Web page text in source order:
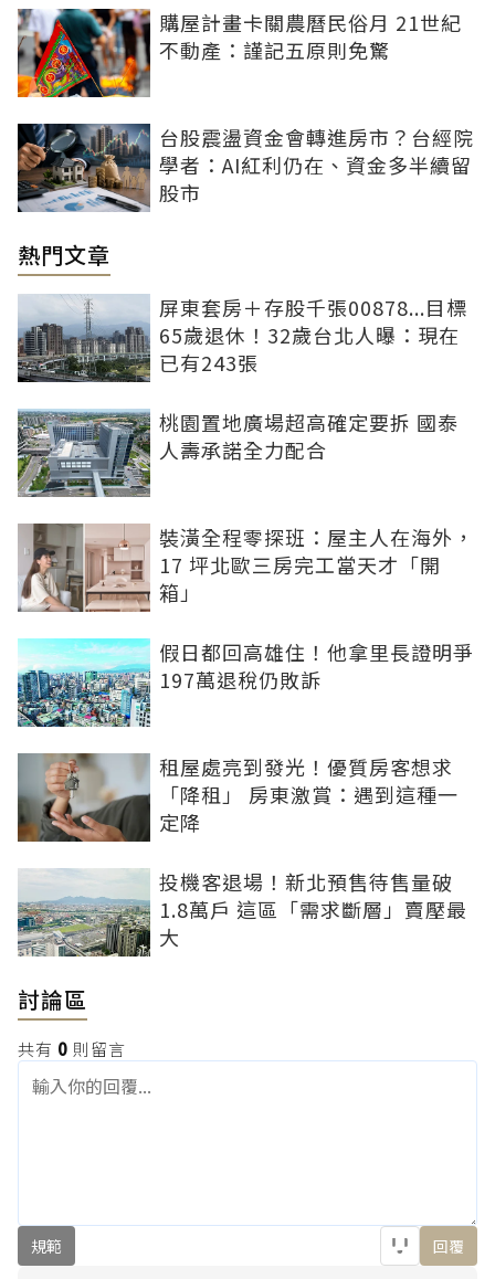
購屋計畫卡關農曆民俗月 21世紀
不動產：謹記五原則免驚
台股震盪資金會轉進房市？台經院
學者：AI紅利仍在、資金多半續留
股市
熱門文章
屏東套房＋存股千張00878...目標
65歲退休！32歲台北人曝：現在
已有243張
桃園置地廣場超高確定要拆 國泰
人壽承諾全力配合
裝潢全程零探班：屋主人在海外，
17 坪北歐三房完工當天才「開
箱」
假日都回高雄住！他拿里長證明爭
197萬退稅仍敗訴
租屋處亮到發光！優質房客想求
「降租」 房東激賞：遇到這種一
定降
投機客退場！新北預售待售量破
1.8萬戶 這區「需求斷層」賣壓最
大
討論區
共有 0 則留言
規範 回覆